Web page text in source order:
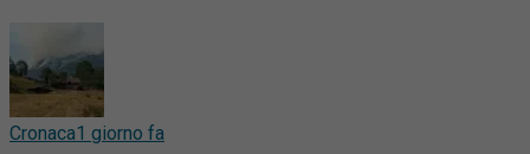
Cronaca1 giorno fa